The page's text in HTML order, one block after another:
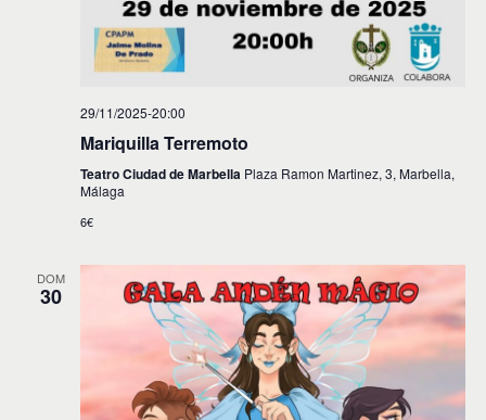
29/11/2025-20:00
Mariquilla Terremoto
Teatro Ciudad de Marbella Plaza Ramon Martinez, 3, Marbella,
Málaga
6€
DOM
30